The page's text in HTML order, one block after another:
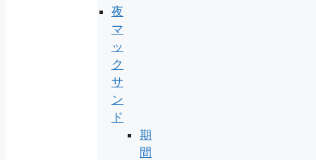
夜
マ
ッ
ク
サ
ン
ド
期
間